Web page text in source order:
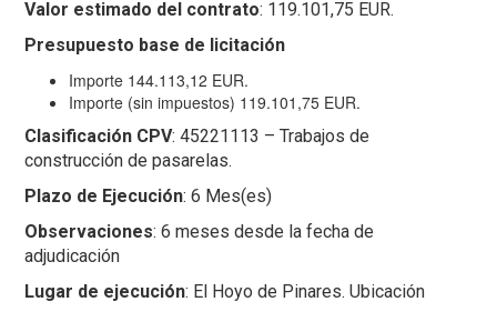
Valor estimado del contrato: 119.101,75 EUR.
Presupuesto base de licitación
Importe 144.113,12 EUR.
Importe (sin impuestos) 119.101,75 EUR.
Clasificación CPV: 45221113 – Trabajos de
construcción de pasarelas.
Plazo de Ejecución: 6 Mes(es)
Observaciones: 6 meses desde la fecha de
adjudicación
Lugar de ejecución: El Hoyo de Pinares. Ubicación